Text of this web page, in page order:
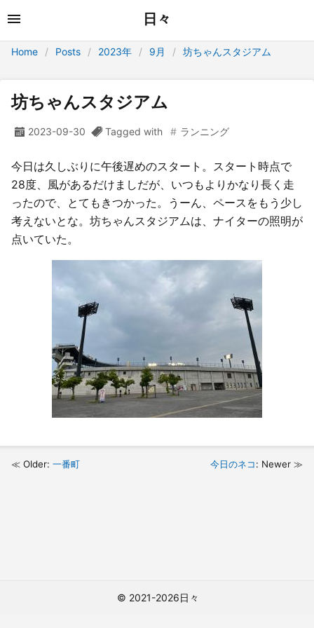
日々
Home Posts 2023年 9月 坊ちゃんスタジアム
坊ちゃんスタジアム
2023-09-30 Tagged with ランニング
今日は久しぶりに午後遅めのスタート。スタート時点で
28度、風があるだけましだが、いつもよりかなり長く走
ったので、とてもきつかった。うーん、ペースをもう少し
考えないとな。坊ちゃんスタジアムは、ナイターの照明が
点いていた。
Older: 一番町 今日のネコ: Newer
© 2021-2026日々